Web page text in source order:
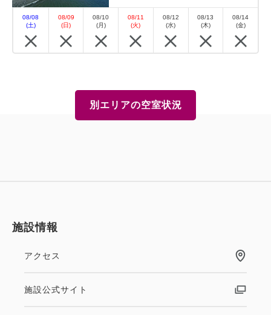
08/08
(土)
08/09
(日)
08/10
(月)
08/11
(火)
08/12
(水)
08/13
(木)
08/14
(金)
別エリアの空室状況
施設情報
アクセス
施設公式サイト